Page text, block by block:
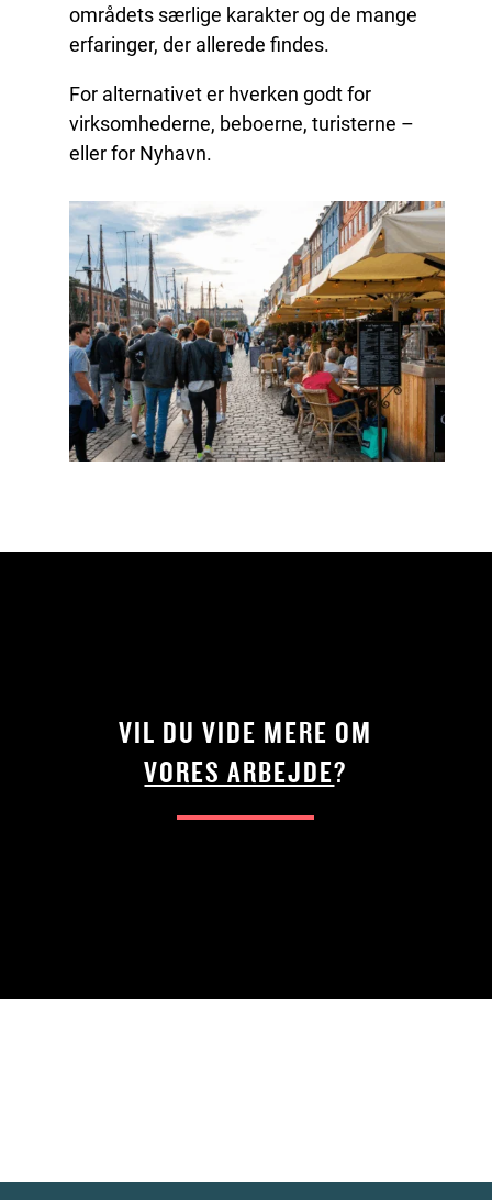
områdets særlige karakter og de mange
erfaringer, der allerede findes.
For alternativet er hverken godt for
virksomhederne, beboerne, turisterne –
eller for Nyhavn.
VIL DU VIDE MERE OM
VORES ARBEJDE?